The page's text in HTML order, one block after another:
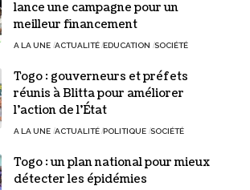
lance une campagne pour un
meilleur financement
A LA UNE ACTUALITÉ EDUCATION SOCIÉTÉ
Togo : gouverneurs et préfets
réunis à Blitta pour améliorer
l’action de l’État
A LA UNE ACTUALITÉ POLITIQUE SOCIÉTÉ
Togo : un plan national pour mieux
détecter les épidémies